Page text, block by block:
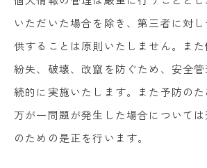
いただいた場合を除き、第三者に対
供することは原則いたしません。また
紛失、破壊、改竄を防ぐため、安全
続的に実施いたします。また予防のた
万が一問題が発生した場合について
のための是正を行います。